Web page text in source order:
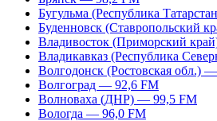
Бугульма (Республика
Буденновск (Ставропольский
Владивосток (Приморский
Владикавказ (Республика
Волгодонск (Ростовская обл.)
Волгоград — 92,6 FM
Волноваха (ДНР) — 99,5 FM
Вологда — 96,0 FM